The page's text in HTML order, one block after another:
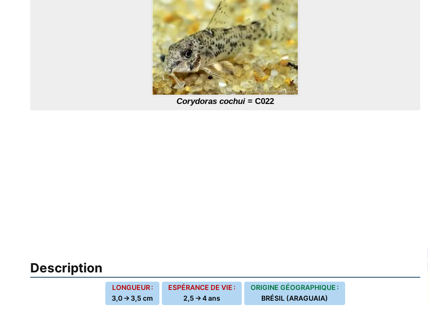
Corydoras cochui = C022
Description
LONGUEUR :
3,0 → 3,5 cm
ESPÉRANCE DE VIE :
2,5 → 4 ans
ORIGINE GÉOGRAPHIQUE :
BRÉSIL (ARAGUAIA)